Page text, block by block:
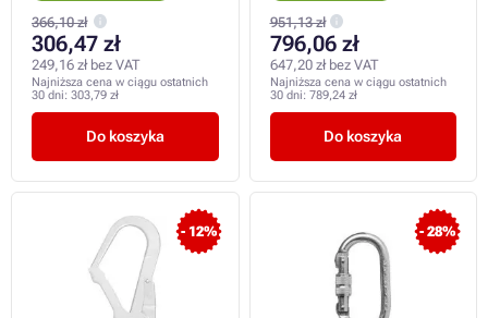
366,10 zł
306,47 zł
249,16 zł bez VAT
Najniższa cena w ciągu ostatnich
30 dni: 303,79 zł
Do koszyka
951,13 zł
796,06 zł
647,20 zł bez VAT
Najniższa cena w ciągu ostatnich
30 dni: 789,24 zł
Do koszyka
- 12% - 28%